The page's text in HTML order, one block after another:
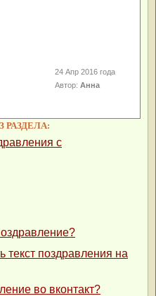
24 Апр 2016 года
Автор:Анна
РАЗДЕЛА:
с
текст поздравления на
во вконтакт?